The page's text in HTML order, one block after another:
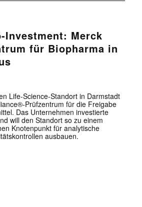
Investment: Merck
für Biopharma in
Life-Science-Standort in Darmstadt
Prüfzentrum für die Freigabe
Das Unternehmen investierte
will den Standort so zu einem
Knotenpunkt für analytische
ausbauen.